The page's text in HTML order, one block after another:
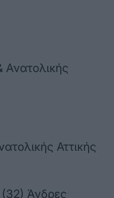
Αττικής
(32) Άνδρες